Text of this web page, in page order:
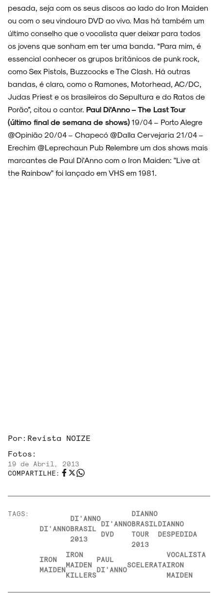
pesada, seja com os seus discos ao lado do Iron Maiden
ou com o seu vindouro DVD ao vivo. Mas há também um
último conselho que o vocalista quer deixar para todos
os jovens que sonham em ter uma banda. “Para mim, é
essencial conhecer os grupos britânicos de punk rock,
como Sex Pistols, Buzzcocks e The Clash. Há outras
bandas, é claro, como o Ramones, Motorhead, AC/DC,
Judas Priest e os brasileiros do Sepultura e do Ratos de
Porão”, citou o cantor. Paul Di’Anno – The Last Tour
(último final de semana de shows) 19/04 – Porto Alegre
@Opinião 20/04 – Chapecó @Dalla Cervejaria 21/04 –
Erechim @Leprechaun Pub Relembre um dos shows mais
marcantes de Paul Di'Anno com o Iron Maiden: "Live at
the Rainbow" foi lançado em VHS em 1981.
Por: Revista NOIZE
Fotos:
19 de Abril, 2013
COMPARTILHE:
TAGS:
DI'ANNO
DI'ANNO
BRASIL
2013
DI'ANNO
DVD
DIANNO
BRASIL
TOUR
2013
DIANNO
DESPEDIDA
IRON
MAIDEN
IRON
MAIDEN
KILLERS
PAUL
DI'ANNO
SCELERATA
VOCALISTA
IRON
MAIDEN